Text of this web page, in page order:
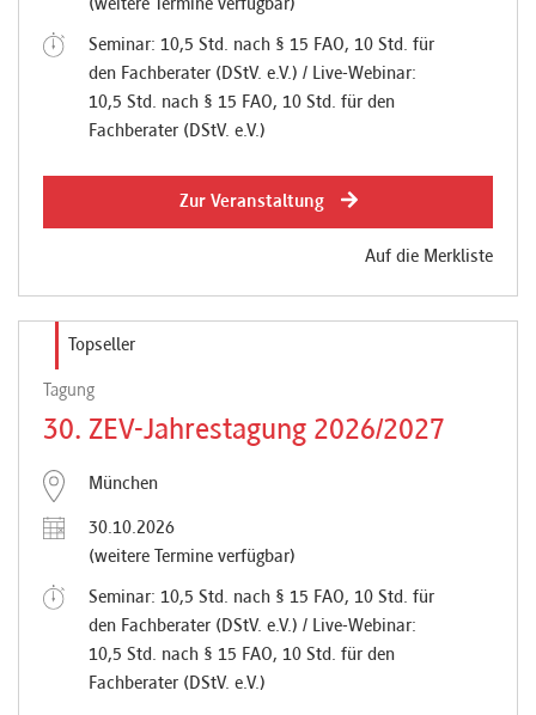
(weitere Termine verfügbar)
Seminar: 10,5 Std. nach § 15 FAO, 10 Std. für
den Fachberater (DStV. e.V.) / Live-Webinar:
10,5 Std. nach § 15 FAO, 10 Std. für den
Fachberater (DStV. e.V.)
Zur Veranstaltung
Auf die Merkliste
Topseller
Tagung
30. ZEV-Jahrestagung 2026/2027
München
30.10.2026
(weitere Termine verfügbar)
Seminar: 10,5 Std. nach § 15 FAO, 10 Std. für
den Fachberater (DStV. e.V.) / Live-Webinar:
10,5 Std. nach § 15 FAO, 10 Std. für den
Fachberater (DStV. e.V.)